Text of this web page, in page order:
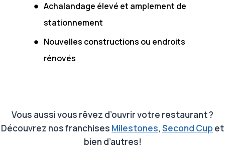
Achalandage élevé et amplement de
stationnement
Nouvelles constructions ou endroits
rénovés
Vous aussi vous rêvez d’ouvrir votre restaurant ?
Découvrez nos franchises Milestones, Second Cup et
bien d’autres!